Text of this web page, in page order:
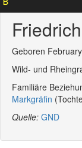
Geboren
Wild- und
Familiäre
Markgräfin
Quelle: GND